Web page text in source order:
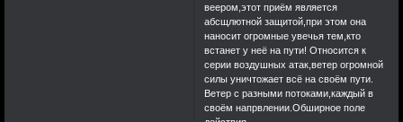
веером,этот приём является
абсщлютной защитой,при этом она
наносит огромные увечья тем,кто
встанет у неё на пути! Относится к
серии воздушных атак,ветер огромной
силы уничтожает всё на своём пути.
Ветер с разными потоками,каждый в
своём напрвлении.Обширное поле